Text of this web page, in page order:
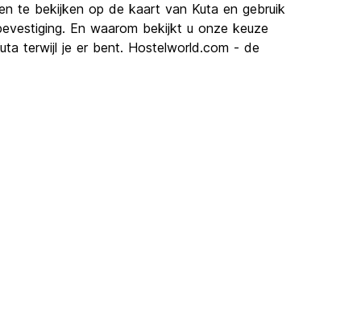
te bekijken op de kaart van Kuta en gebruik
En waarom bekijkt u onze keuze
terwijl je er bent. Hostelworld.com - de